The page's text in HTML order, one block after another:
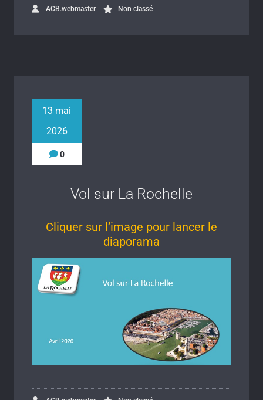
ACB.webmaster Non classé
13 mai
2026
0
Vol sur La Rochelle
Cliquer sur l’image pour lancer le
diaporama